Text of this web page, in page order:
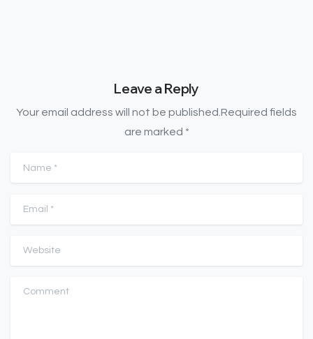
Leave a Reply
Your email address will not be published.Required fields
are marked *
Name
Email
Website
Comment